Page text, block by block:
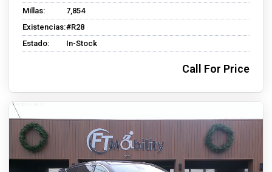
Millas:
7,854
Existencias:#R28
Estado:
In-Stock
Call For Price